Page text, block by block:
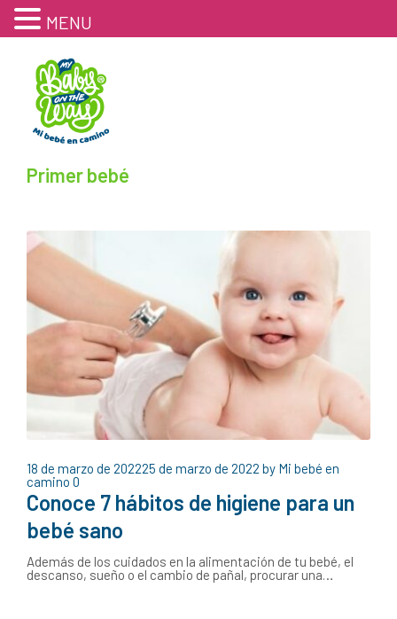
Primer bebé
18 de marzo de 202225 de marzo de 2022 by Mi bebé en
camino 0
Conoce 7 hábitos de higiene para un
bebé sano
Además de los cuidados en la alimentación de tu bebé, el
descanso, sueño o el cambio de pañal, procurar una…
MENU